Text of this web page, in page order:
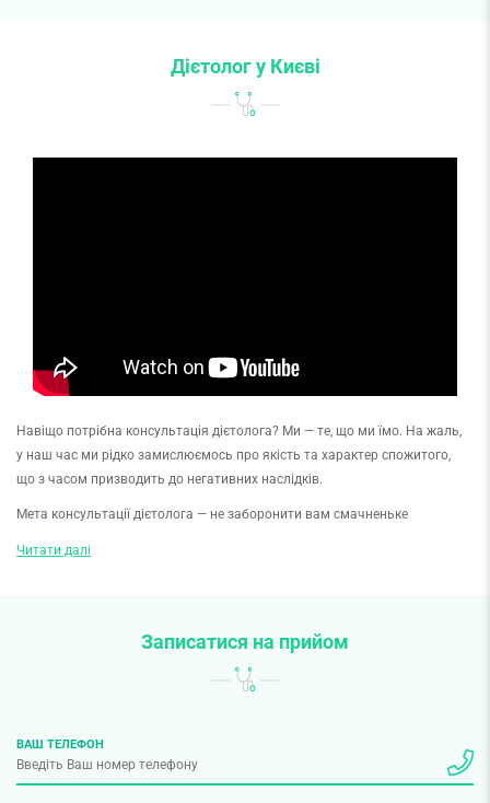
Дієтолог у Києві
Навіщо потрібна консультація дієтолога? Ми — те, що ми їмо. На жаль,
у наш час ми рідко замислюємось про якість та характер спожитого,
що з часом призводить до негативних наслідків.
Мета консультації дієтолога — не заборонити вам смачненьке
сформувати високий рівень здоров’я, забезпечити фізичну активність
Це допоможе захистити організм від інфекційних, онкологічних
та інших захворювань, профілактувати різні обмінні порушення.
Лікар-дієтолог Смарт Медікал Центру
записатись до дієтолога, якщо вам потрібно
Читати далі
Записатися на прийом
ВАШ ТЕЛЕФОН